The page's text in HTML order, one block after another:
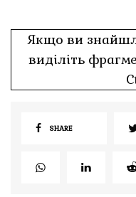
Якщо ви
виділіть
SHARE